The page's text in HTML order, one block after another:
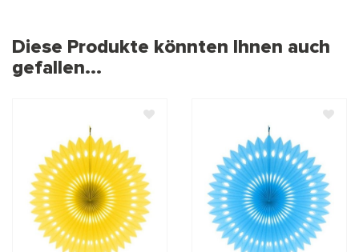
Diese Produkte könnten Ihnen auch
gefallen...